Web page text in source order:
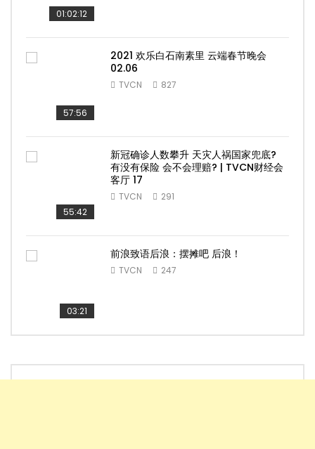
01:02:12
57:56
2021 欢乐白石南素里 云端春节晚会
02.06
TVCN 827
55:42
新冠确诊人数攀升 天灾人祸国家兜底?
有没有保险 会不会理赔? | TVCN财经会
客厅 17
TVCN 291
03:21
前浪致语后浪：摆摊吧 后浪！
TVCN 247